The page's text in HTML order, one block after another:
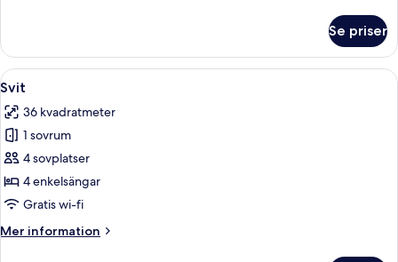
Se priser
Öppna
alla
foton
för
Svit
Ett hotellrum med en stor säng, en
9
Svit
36 kvadratmeter
1 sovrum
4 sovplatser
4 enkelsängar
Gratis wi-fi
Mer information
Mer